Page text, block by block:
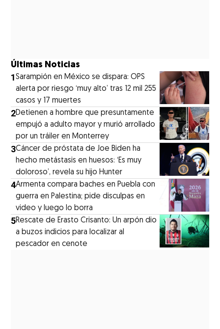
Últimas Noticias
1Sarampión en México se dispara: OPS
alerta por riesgo ‘muy alto’ tras 12 mil 255
casos y 17 muertes
2Detienen a hombre que presuntamente
empujó a adulto mayor y murió arrollado
por un tráiler en Monterrey
3Cáncer de próstata de Joe Biden ha
hecho metástasis en huesos: ‘Es muy
doloroso’, revela su hijo Hunter
4Armenta compara baches en Puebla con
guerra en Palestina; pide disculpas en
video y luego lo borra
5Rescate de Erasto Crisanto: Un arpón dio
a buzos indicios para localizar al
pescador en cenote